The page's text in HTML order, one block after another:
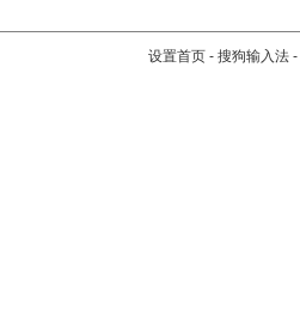
设置首页 - 搜狗输入法 -